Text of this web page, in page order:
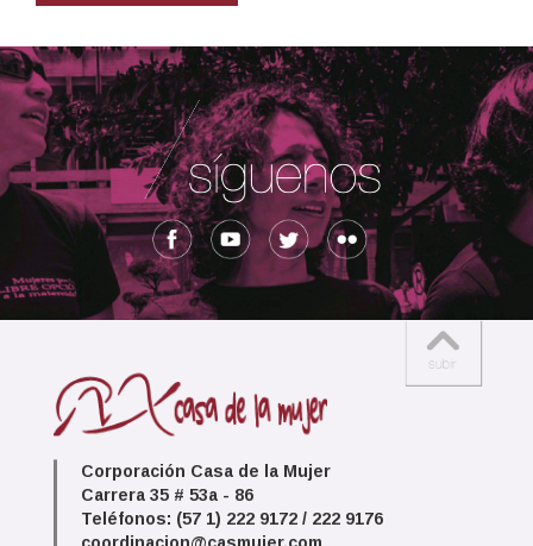
Corporación Casa de la Mujer
Carrera 35 # 53a - 86
Teléfonos: (57 1) 222 9172 / 222 9176